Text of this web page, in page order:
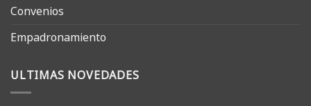
Convenios
Empadronamiento
ULTIMAS NOVEDADES